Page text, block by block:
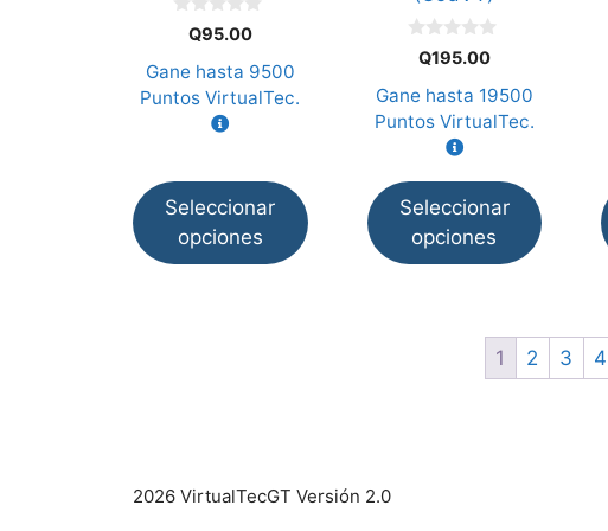
5
Q95.00
Gane hasta 9500
Puntos VirtualTec.
Seleccionar
opciones
la
página
5
Q195.00
Gane hasta 19500
Puntos VirtualTec.
Seleccionar
opciones
elegir
página
1 2 3 4
2026 VirtualTecGT Versión 2.0